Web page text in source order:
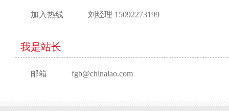
加入热线 刘经理 15092273199
我是站长
邮箱 fgb@chinalao.com